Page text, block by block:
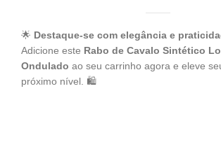
🌟 Destaque-se com elegância e
Adicione este Rabo de Cavalo Sintético
Ondulado ao seu carrinho agora e eleve
próximo nível. 🛍️